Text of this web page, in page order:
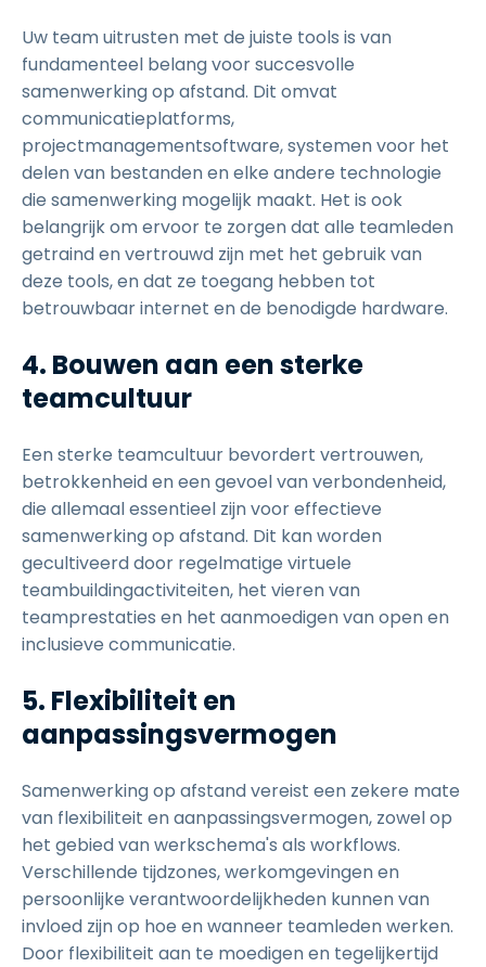
Uw team uitrusten met de juiste tools is van
fundamenteel belang voor succesvolle
samenwerking op afstand. Dit omvat
communicatieplatforms,
projectmanagementsoftware, systemen voor het
delen van bestanden en elke andere technologie
die samenwerking mogelijk maakt. Het is ook
belangrijk om ervoor te zorgen dat alle teamleden
getraind en vertrouwd zijn met het gebruik van
deze tools, en dat ze toegang hebben tot
betrouwbaar internet en de benodigde hardware.
4. Bouwen aan een sterke
teamcultuur
Een sterke teamcultuur bevordert vertrouwen,
betrokkenheid en een gevoel van verbondenheid,
die allemaal essentieel zijn voor effectieve
samenwerking op afstand. Dit kan worden
gecultiveerd door regelmatige virtuele
teambuildingactiviteiten, het vieren van
teamprestaties en het aanmoedigen van open en
inclusieve communicatie.
5. Flexibiliteit en
aanpassingsvermogen
Samenwerking op afstand vereist een zekere mate
van flexibiliteit en aanpassingsvermogen, zowel op
het gebied van werkschema's als workflows.
Verschillende tijdzones, werkomgevingen en
persoonlijke verantwoordelijkheden kunnen van
invloed zijn op hoe en wanneer teamleden werken.
Door flexibiliteit aan te moedigen en tegelijkertijd